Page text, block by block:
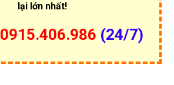
lại lớn nhất!
0915.406.986 (24/7)